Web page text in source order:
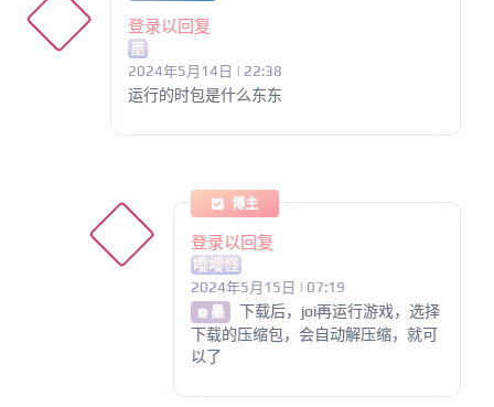
登录以回复
墨
2024年5月14日 | 22:38
运行的时包是什么东东
博主
登录以回复
嘤嘤怪
2024年5月15日 | 07:19
@ 墨
下载后，joi再运行游戏，选择
下载的压缩包，会自动解压缩，就可
以了